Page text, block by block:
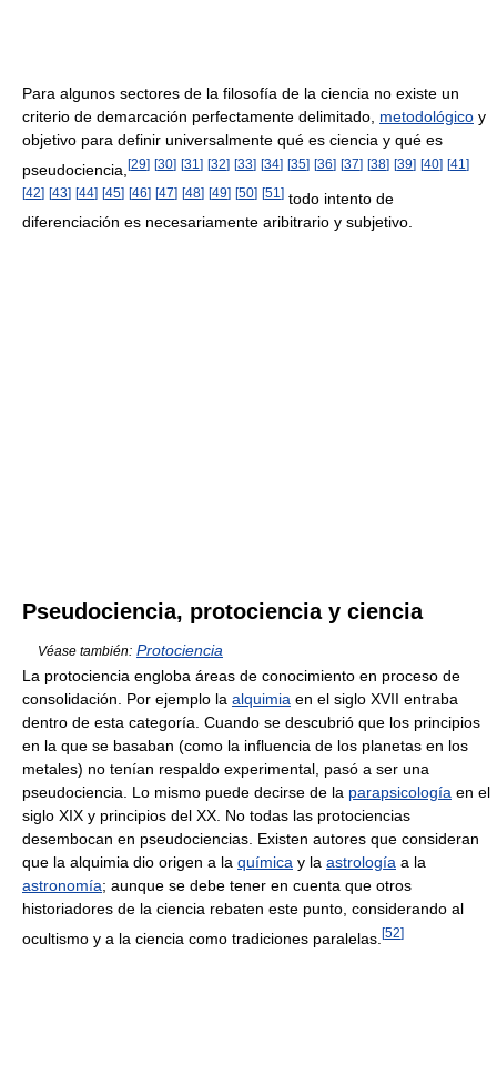
Para algunos sectores de la filosofía de la ciencia no existe un
criterio de demarcación perfectamente delimitado, metodológico y
objetivo para definir universalmente qué es ciencia y qué es
pseudociencia, [29] [30] [31 ] [32] [33] [34] [35] [36] [37] [38] [39] [40] [41 ]
[42] [43] [44] [45] [46] [47] [48] [49] [50] [51 ] todo intento de
diferenciación es necesariamente aribitrario y subjetivo.
Pseudociencia, protociencia y ciencia
Véase también: Protociencia
La protociencia engloba áreas de conocimiento en proceso de
consolidación. Por ejemplo la alquimia en el siglo XVII entraba
dentro de esta categoría. Cuando se descubrió que los principios
en la que se basaban (como la influencia de los planetas en los
metales) no tenían respaldo experimental, pasó a ser una
pseudociencia. Lo mismo puede decirse de la parapsicología en el
siglo XIX y principios del XX. No todas las protociencias
desembocan en pseudociencias. Existen autores que consideran
que la alquimia dio origen a la química y la astrología a la
astronomía; aunque se debe tener en cuenta que otros
historiadores de la ciencia rebaten este punto, considerando al
ocultismo y a la ciencia como tradiciones paralelas. [52]